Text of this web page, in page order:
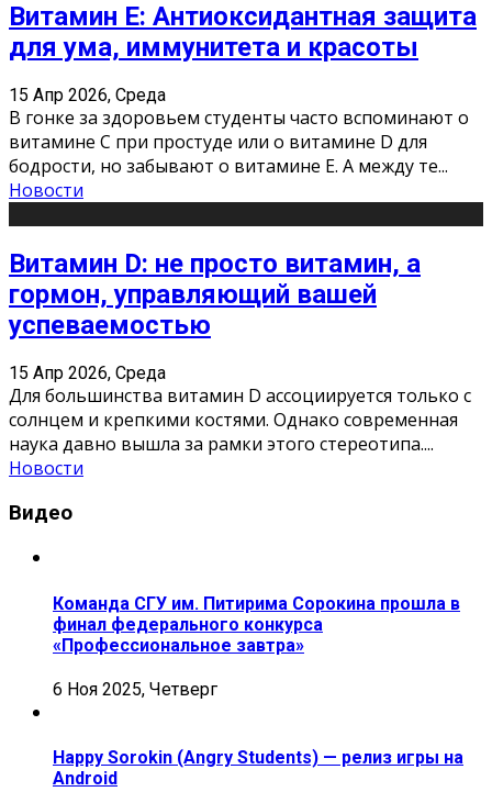
Витамин Е: Антиоксидантная защита
для ума, иммунитета и красоты
15 Апр 2026, Среда
В гонке за здоровьем студенты часто вспоминают о
витамине С при простуде или о витамине D для
бодрости, но забывают о витамине Е. А между те...
Новости
Витамин D: не просто витамин, а
гормон, управляющий вашей
успеваемостью
15 Апр 2026, Среда
Для большинства витамин D ассоциируется только с
солнцем и крепкими костями. Однако современная
наука давно вышла за рамки этого стереотипа....
Новости
Видео
Команда СГУ им. Питирима Сорокина прошла в
финал федерального конкурса
«Профессиональное завтра»
6 Ноя 2025, Четверг
Happy Sorokin (Angry Students) — релиз игры на
Android